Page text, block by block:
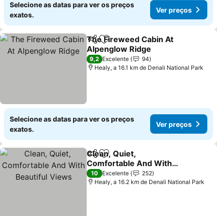
Selecione as datas para ver os preços
exatos.
Ver preços
PartilharAdicionar aos favoritos
The Fireweed Cabin At
Alpenglow Ridge
Ver preços
9,2 Excelente
94
Healy, a 16.1 km de Denali National Park
Selecione as datas para ver os preços
exatos.
Ver preços
PartilharAdicionar aos favoritos
Clean, Quiet,
Comfortable And With
Beautiful Views
Ver preços
10 Excelente
252
Healy, a 16.2 km de Denali National Park